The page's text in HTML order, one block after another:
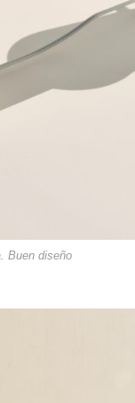
Buen diseño